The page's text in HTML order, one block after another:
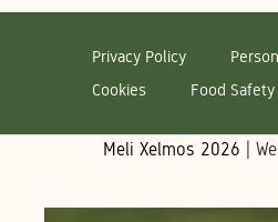
Privacy Policy
Cookies
Food
Meli Xelmos 2026 |